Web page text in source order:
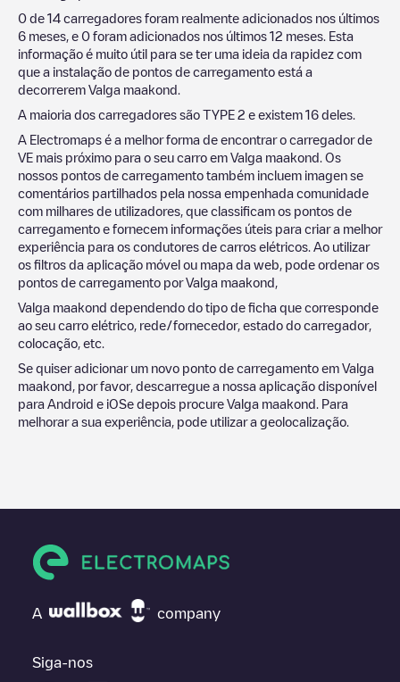
0 de 14 carregadores foram realmente adicionados nos últimos
6 meses, e 0 foram adicionados nos últimos 12 meses. Esta
informação é muito útil para se ter uma ideia da rapidez com
que a instalação de pontos de carregamento está a
decorrerem Valga maakond
A maioria dos carregadores são TYPE 2 e existem 16 deles.
A Electromaps é a melhor forma de encontrar o carregador de
VE mais próximo para o seu carro em Valga maakond . Os
nossos pontos de carregamento também incluem imagen se
comentários partilhados pela nossa empenhada comunidade
com milhares de utilizadores, que classificam os pontos de
carregamento e fornecem informações úteis para criar a melhor
experiência para os condutores de carros elétricos. Ao utilizar
os filtros da aplicação móvel ou mapa da web, pode ordenar os
pontos de carregamento porValga maakond
Valga maakond dependendo do tipo de ficha que corresponde
ao seu carro elétrico, rede/fornecedor, estado do carregador,
colocação, etc.
Se quiser adicionar um novo ponto de carregamento em Valga
maakond , por favor, descarregue a nossa aplicação disponível
para Android e iOSe depois procure Valga maakond . Para
melhorar a sua experiência, pode utilizar a geolocalização.
A company
Siga-nos